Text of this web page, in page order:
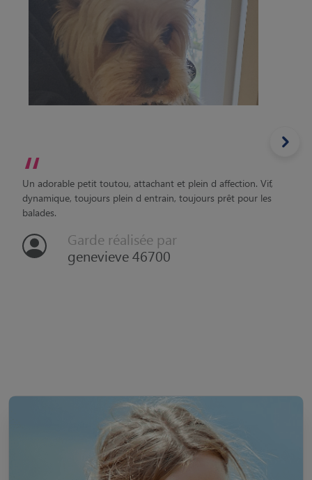
“
Un adorable petit toutou, attachant et plein d affection. Vif,
genevieve 46700